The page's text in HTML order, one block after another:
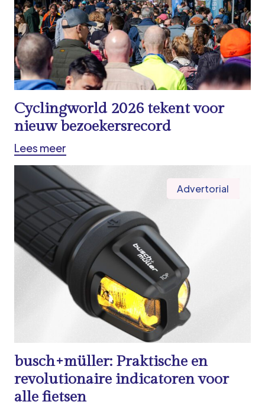
Cyclingworld 2026 tekent voor
nieuw bezoekersrecord
Lees meer
Advertorial
busch+müller: Praktische en
revolutionaire indicatoren voor
alle fietsen